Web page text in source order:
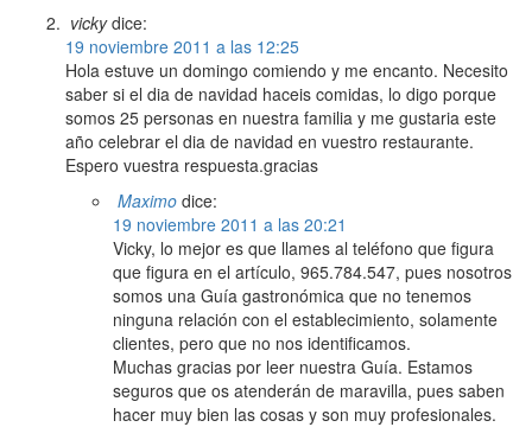
vicky dice:
19 noviembre 2011 a las 12:25
Hola estuve un domingo comiendo y me encanto. Necesito
saber si el dia de navidad haceis comidas, lo digo porque
somos 25 personas en nuestra familia y me gustaria este
año celebrar el dia de navidad en vuestro restaurante.
Espero vuestra respuesta.gracias
Maximo dice:
19 noviembre 2011 a las 20:21
Vicky, lo mejor es que llames al teléfono que figura
que figura en el artículo, 965.784.547, pues nosotros
somos una Guía gastronómica que no tenemos
ninguna relación con el establecimiento, solamente
clientes, pero que no nos identificamos.
Muchas gracias por leer nuestra Guía. Estamos
seguros que os atenderán de maravilla, pues saben
hacer muy bien las cosas y son muy profesionales.